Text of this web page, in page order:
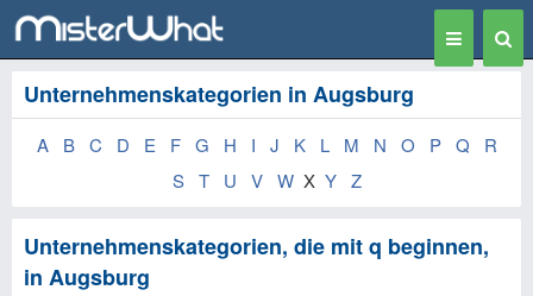
Toggle
navigation
Unternehmenskategorien in Augsburg
A B C D E F G H I J K L M N O P Q
R
S T U V W X Y Z
Unternehmenskategorien, die mit q beginnen,
in Augsburg